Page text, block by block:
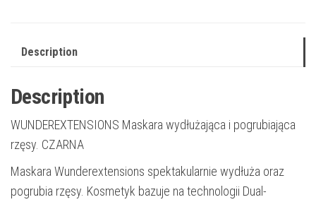
Description
Description
WUNDEREXTENSIONS Maskara wydłużająca i pogrubiająca
rzęsy. CZARNA
Maskara Wunderextensions spektakularnie wydłuża oraz
pogrubia rzęsy. Kosmetyk bazuje na technologii Dual-